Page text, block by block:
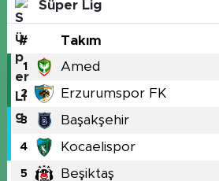
Süper Lig
# Takım
1 Amed
2 Erzurumspor FK
3 Başakşehir
4 Kocaelispor
5 Beşiktaş